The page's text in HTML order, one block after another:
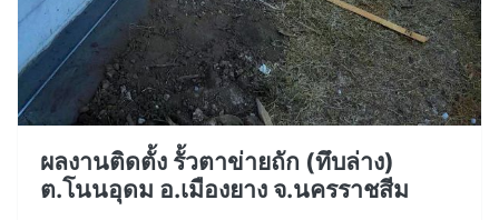
ผลงานติดตั้ง รั้วตาข่ายถัก (ทึบล่าง)
ต.โนนอุดม อ.เมืองยาง จ.นครราชสีม